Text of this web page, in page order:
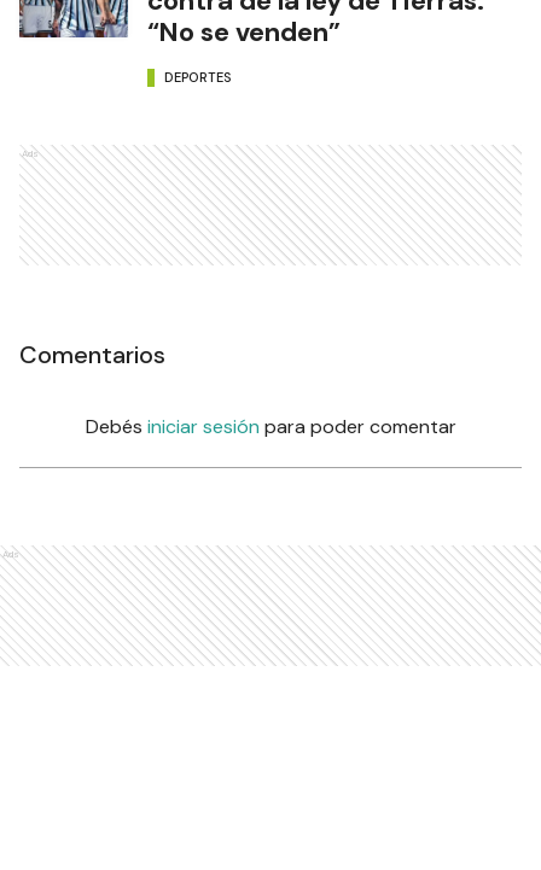
“No se venden”
DEPORTES
Ads
Comentarios
Debés iniciar sesión para poder comentar
Ads